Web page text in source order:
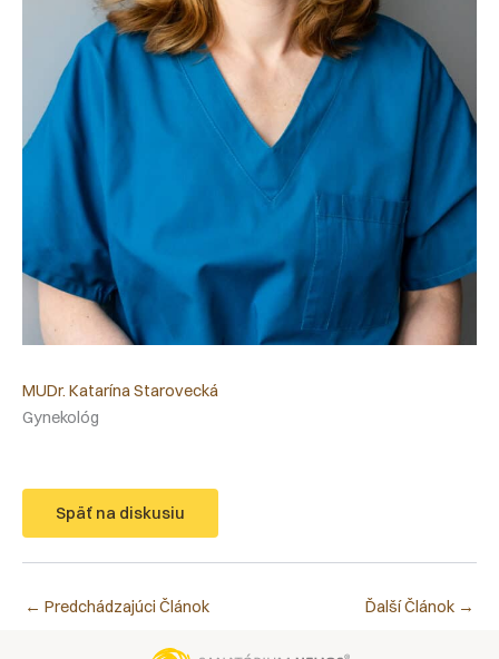
MUDr. Katarína Starovecká
Gynekológ
Späť na diskusiu
← Predchádzajúci Článok Ďalší Článok →